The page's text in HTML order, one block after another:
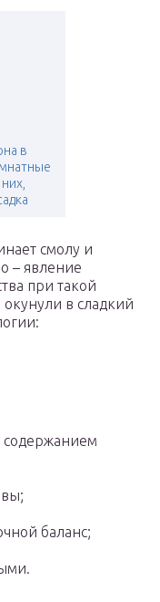
в
смолу и
– явление
при такой
окунули в сладкий
содержанием
баланс;